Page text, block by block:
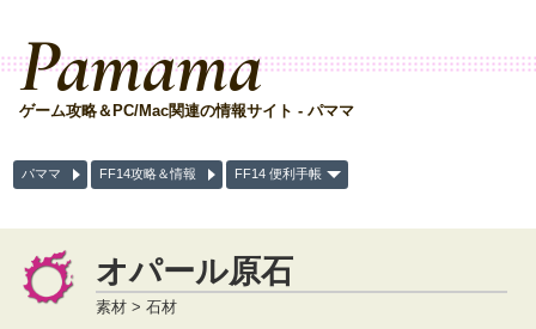
Pamama
ゲーム攻略＆PC/Mac関連の情報サイト - パママ
パママ FF14攻略＆情報 FF14 便利手帳
オパール原石
素材 > 石材